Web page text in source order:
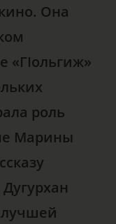
Она
«ГIольгиж»
роль
Марины